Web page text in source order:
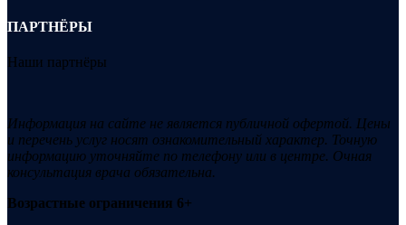
ПАРТНЁРЫ
Наши партнёры
Информация на сайте не является публичной офертой. Цены
и перечень услуг носят ознакомительный характер. Точную
информацию уточняйте по телефону или в центре. Очная
консультация врача обязательна.
Возрастные ограничения 6+